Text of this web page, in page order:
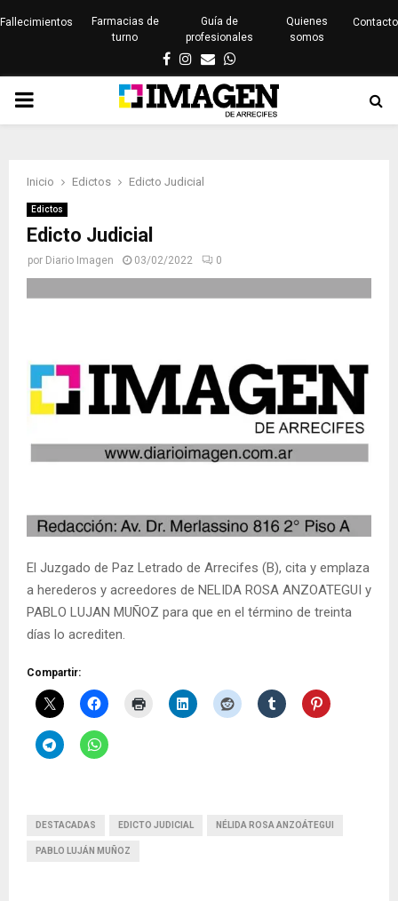
Fallecimientos
Farmacias de
turno
Guía de
profesionales
Quienes
somos
Contacto
Facebook
Instagram
EmailWhatsapp
PRIMARY
Inicio Edictos Edicto Judicial
Edictos
Edicto Judicial
por Diario Imagen 03/02/2022 0
El Juzgado de Paz Letrado de Arrecifes (B), cita y emplaza
a herederos y acreedores de NELIDA ROSA ANZOATEGUI y
PABLO LUJAN MUÑOZ para que en el término de treinta
días lo acrediten.
Compartir:
DESTACADAS EDICTO JUDICIAL NÉLIDA ROSA ANZOÁTEGUI
PABLO LUJÁN MUÑOZ